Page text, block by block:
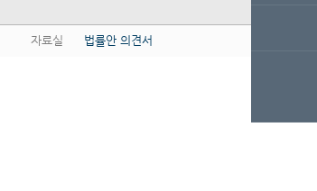
자료실 법률안 의견서